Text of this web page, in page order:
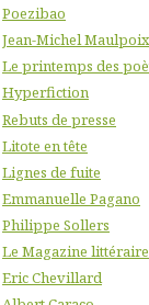
Poezibao
Jean-Michel Maulpoix
Le printemps des
Hyperfiction
Rebuts de presse
Litote en tête
Lignes de fuite
Emmanuelle Pagano
Philippe Sollers
Le Magazine littéraire
Eric Chevillard